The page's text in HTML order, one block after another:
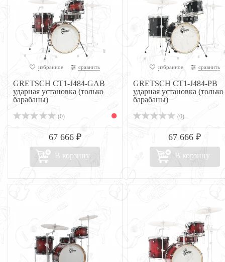
избранное сравнить
GRETSCH CT1-J484-GAB
ударная установка (только
барабаны)
(0)
67 666 ₽
В корзину
избранное сравнить
GRETSCH CT1-J484-PB
ударная установка (только
барабаны)
(0)
67 666 ₽
В корзину